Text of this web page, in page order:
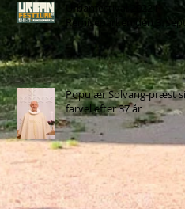
Urbanfestival 2022 i
Remiseparken den 3.
Populær Solvang-præst
farvel efter 37 år